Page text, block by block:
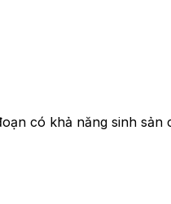
có khả năng sinh sản